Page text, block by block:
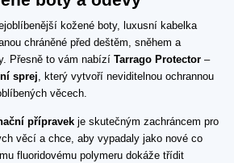
kožené boty, luxusní kabelka
chráněné před deštěm, sněhem a
Přesně to vám nabízí Tarrago Protector –
sprej, který vytvoří neviditelnou ochrannou
věcech.
přípravek je skutečným zachráncem pro
věcí a chce, aby vypadaly jako nové co
fluoridovému polymeru dokáže třídit